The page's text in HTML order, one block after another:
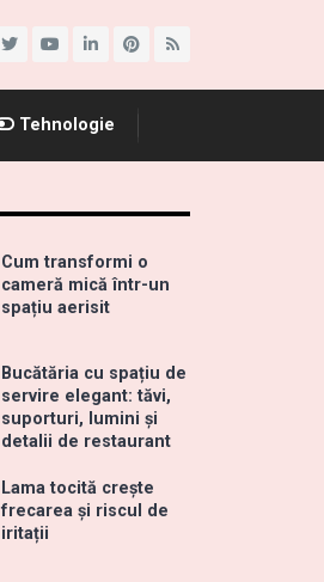
Tehnologie
Cum transformi o
cameră mică într-un
spațiu aerisit
Bucătăria cu spațiu de
servire elegant: tăvi,
suporturi, lumini și
detalii de restaurant
Lama tocită crește
frecarea și riscul de
iritații